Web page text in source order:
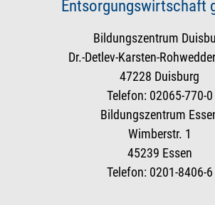
Entsorgungswirtschaft
Bildungszentrum
Dr.-Detlev-Karsten-
47228 Duisburg
Telefon: 02065-770-0
Bildungszentrum
Wimberstr. 1
45239 Essen
Telefon: 0201-8406-6